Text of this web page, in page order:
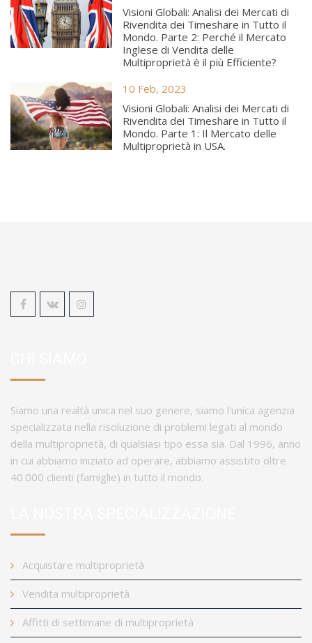
Visioni Globali: Analisi dei Mercati di
Rivendita dei Timeshare in Tutto il
Mondo. Parte 2: Perché il Mercato
Inglese di Vendita delle
Multiproprietà è il più Efficiente?
10 Feb, 2023
Visioni Globali: Analisi dei Mercati di
Rivendita dei Timeshare in Tutto il
Mondo. Parte 1: Il Mercato delle
Multiproprietà in USA.
Siamo una realtà unica nel suo genere, siamo l'unica agenzia
specializzata nella risoluzione di problemi legati al mondo
della multiproprietà, di qualsiasi tipo essa sia. Dal 1996, anno
in cui abbiamo iniziato ad operare, abbiamo assistito oltre
40.000 clienti (famiglie) in tutto il mondo.
Acquistare multiproprietà
Vendita multiproprietà
Affitti di settimane di multiproprietà